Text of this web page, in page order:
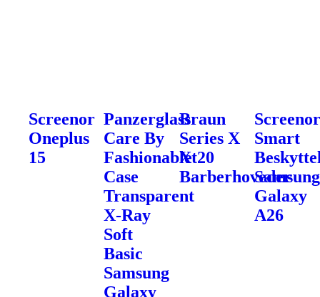
Screenor
Oneplus
15
Panzerglass
Care By
Fashionable
Case
Transparent
X-Ray
Soft
Basic
Samsung
Galaxy
Braun
Series X
Xt20
Barberhoveder
Smart
Samsung
Galaxy
A26